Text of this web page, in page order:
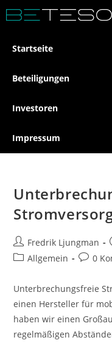
Startseite
Beteiligungen
Investoren
Impressum
Fredrik Ljungman
Allgemein
0
Unterbrechungsfreie
einen Hersteller für
haben wir einen
regelmäßigen